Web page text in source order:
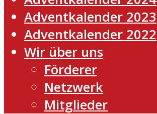
Adventkalender 2023
Adventkalender 2022
Wir über uns
Förderer
Netzwerk
Mitglieder